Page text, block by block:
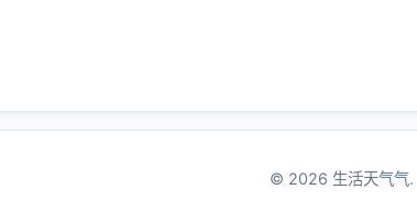
© 2026 生活天气气.